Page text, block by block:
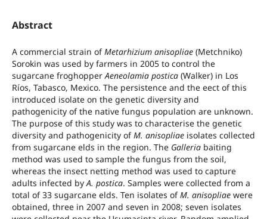
Abstract
A commercial strain ofMetarhizium anisopliae(Metchniko)
Sorokin was used by farmers in 2005 to control the
sugarcane froghopperAeneolamia postica(Walker) in Los
Ríos, Tabasco, Mexico. The persistence and the eect of this
introduced isolate on the genetic diversity and
pathogenicity of the native fungus population are unknown.
The purpose of this study was to characterise the genetic
diversity and pathogenicity ofM. anisopliaeisolates collected
from sugarcane elds in the region. The Galleriabaiting
method was used to sample the fungus from the soil,
whereas the insect netting method was used to capture
adults infected byA. postica. Samples were collected from a
total of 33 sugarcane elds. Ten isolates ofM. anisopliaewere
obtained, three in 2007 and seven in 2008; seven isolates